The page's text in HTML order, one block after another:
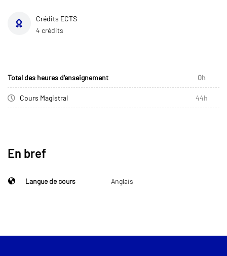
Crédits ECTS
4 crédits
Total des heures d'enseignement 0h
Cours Magistral 44h
En bref
Langue de cours Anglais